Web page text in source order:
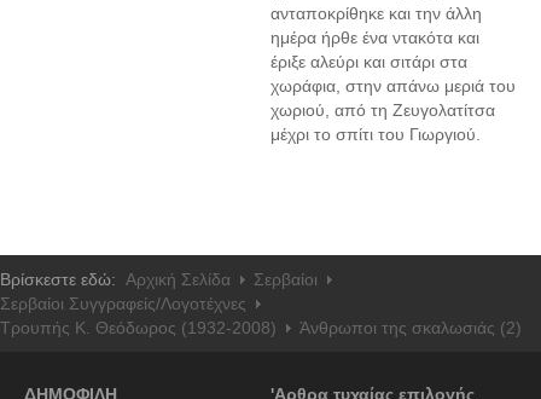
ανταποκρίθηκε και την άλλη
ημέρα ήρθε ένα ντακότα και
έριξε αλεύρι και σιτάρι στα
χωράφια, στην απάνω μεριά του
χωριού, από τη Ζευγολατίτσα
μέχρι το σπίτι του Γιωργιού.
Βρίσκεστε εδώ: Αρχική Σελίδα
Σερβαίοι
Σερβαίοι Συγγραφείς/Λογoτέχνες
Τρουπής Κ. Θεόδωρος (1932-2008)
Άνθρωποι της σκαλωσιάς (2)
ΔΗΜΟΦΙΛΗ
'Αρθρα τυχαίας επιλογής